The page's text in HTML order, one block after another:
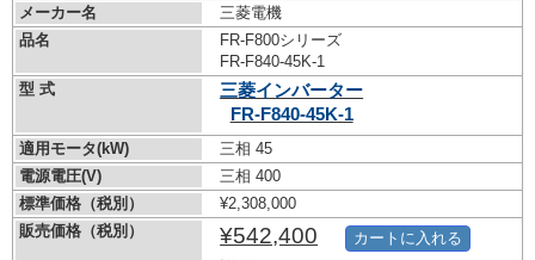
メーカー名
三菱電機
品名
FR-F800シリーズ
FR-F840-45K-1
型 式
三菱インバーター
FR-F840-45K-1
適用モータ(kW)
三相 45
電源電圧(V)
三相 400
標準価格（税別）
¥2,308,000
販売価格（税別）
¥542,400 カートに入れる